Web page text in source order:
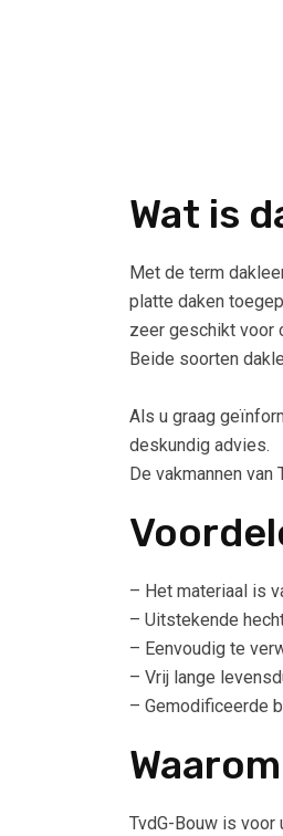
Wat is
Met de term
platte daken
zeer geschikt voor
Beide soorten
Als u graag
deskundig advies.
De vakmannen
– Het materiaal is
– Uitstekende
– Eenvoudig te
– Vrij lange
– Gemodificeerde
TvdG-Bouw is